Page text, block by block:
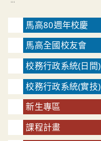
馬高80週年校慶
馬高全國校友會
校務行政系統(日間)
校務行政系統(實技)
新生專區
課程計畫